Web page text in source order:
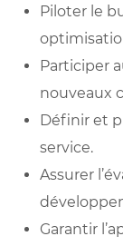
Piloter le
Participer
nouveaux
Définir et
service.
Assurer
Garantir